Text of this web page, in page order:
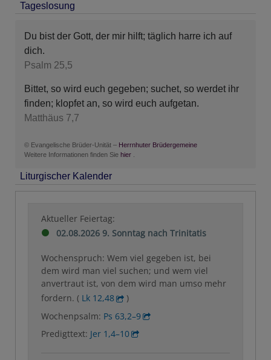
Tageslosung
Du bist der Gott, der mir hilft; täglich harre ich auf
dich.
Psalm 25,5
Bittet, so wird euch gegeben; suchet, so werdet ihr
finden; klopfet an, so wird euch aufgetan.
Matthäus 7,7
© Evangelische Brüder-Unität – Herrnhuter Brüdergemeine
Weitere Informationen finden Sie hier
Liturgischer Kalender
Aktueller Feiertag:
02.08.2026 9. Sonntag nach Trinitatis
Wochenspruch: Wem viel gegeben ist, bei
dem wird man viel suchen; und wem viel
anvertraut ist, von dem wird man umso mehr
fordern. ( Lk 12,48
)
Wochenpsalm: Ps 63,2–9
Predigttext: Jer 1,4–10